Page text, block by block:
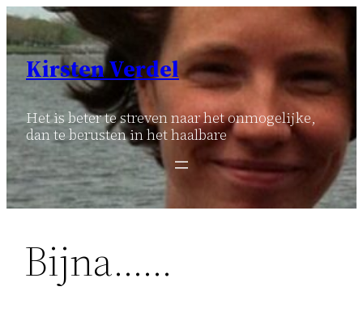
Ga
naar
inhoud
Kirsten Verdel
Het is beter te streven naar het onmogelijke,
dan te berusten in het haalbare
Bijna……